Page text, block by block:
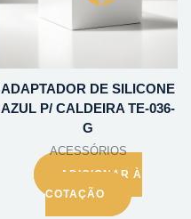
ADAPTADOR DE SILICONE
AZUL P/ CALDEIRA TE-036-
G
ACESSÓRIOS
ADICIONAR À
COTAÇÃO